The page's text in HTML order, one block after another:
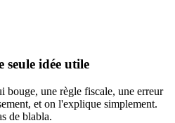
seule idée utile
bouge, une règle fiscale, une erreur
et on l'explique simplement.
de blabla.